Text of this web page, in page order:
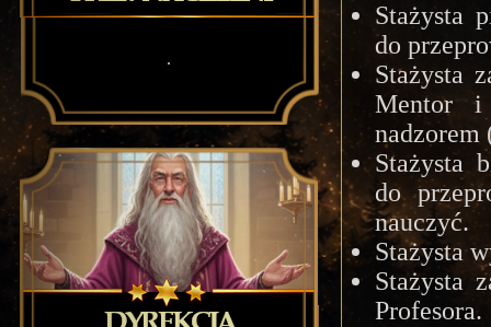
.
Stażysta
do
Stażysta
Mentor i
Stażysta
do
nauczyć.
Stażysta
Stażysta
Profesora.